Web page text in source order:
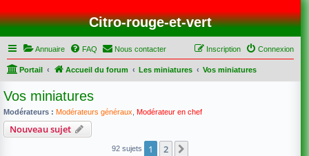
Citro-rouge-et-vert
Annuaire FAQ Nous contacter Connexion
Inscription
Portail Accueil du forum Les miniatures Vos miniatures
Vos miniatures
Modérateurs : Modérateurs généraux Modérateur en chef
Nouveau sujet
92 sujets 1 2